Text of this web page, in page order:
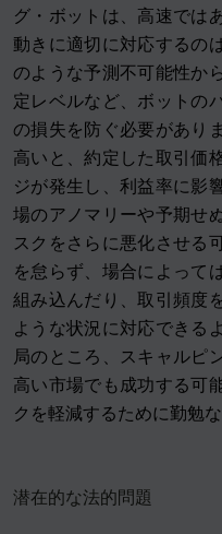
グ・ボットは、高速では
動きに適切に対応するの
のような予測不可能性か
定レベルなど、ボットの
の損失を防ぐ必要があり
高いと、約定した取引価
ジが発生し、利益率に影
場のアノマリーや予期せ
スクをさらに悪化させる
を怠らず、場合によって
組み込んだり、取引頻度
ような状況に対応できる
局のところ、スキャルピ
高い市場でも成功する可
クを軽減するために勤勉
潜在的な法的問題